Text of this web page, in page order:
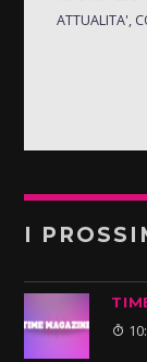
ATTUALITA',
I